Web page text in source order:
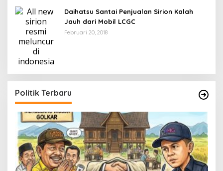
Daihatsu Santai Penjualan Sirion Kalah
Jauh dari Mobil LCGC
Februari 20, 2018
Politik Terbaru